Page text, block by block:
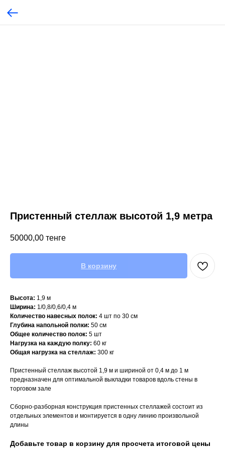
Пристенный стеллаж высотой 1,9 метра
50000,00 тенге
В корзину
Высота: 1,9 м
Ширина: 1/0,8/0,6/0,4 м
Количество навесных полок: 4 шт по 30 см
Глубина напольной полки: 50 см
Общее количество полок: 5 шт
Нагрузка на каждую полку: 60 кг
Общая нагрузка на стеллаж: 300 кг
Пристенный стеллаж высотой 1,9 м и шириной от 0,4 м до 1 м
предназначен для оптимальной выкладки товаров вдоль стены в
торговом зале
Сборно-разборная конструкция пристенных стеллажей состоит из
отдельных элементов и монтируется в одну линию произвольной
длины
Добавьте товар в корзину для просчета итоговой цены